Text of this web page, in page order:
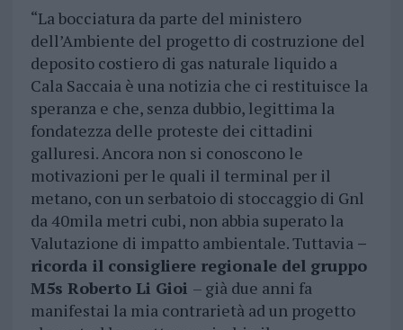
“La bocciatura da parte del ministero
dell’Ambiente del progetto di costruzione del
deposito costiero di gas naturale liquido a
Cala Saccaia è una notizia che ci restituisce la
speranza e che, senza dubbio, legittima la
fondatezza delle proteste dei cittadini
galluresi. Ancora non si conoscono le
motivazioni per le quali il terminal per il
metano, con un serbatoio di stoccaggio di Gnl
da 40mila metri cubi, non abbia superato la
Valutazione di impatto ambientale. Tuttavia–
ricorda il consigliere regionale del gruppo
M5s Roberto Li Gioi – già due anni fa
manifestai la mia contrarietà ad un progetto